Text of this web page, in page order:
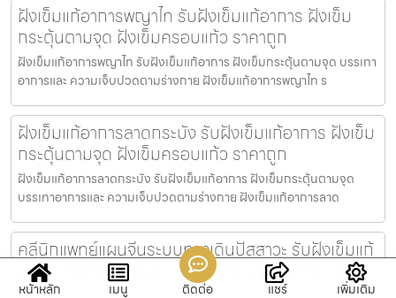
ฝังเข็มแก้อาการพญาไท รับฝังเข็มแก้อาการ ฝังเข็ม
กระตุ้นตามจุด ฝังเข็มครอบแก้ว ราคาถูก
ฝังเข็มแก้อาการพญาไท รับฝังเข็มแก้อาการ ฝังเข็มกระตุ้นตามจุด บรรเทา
อาการและ ความเจ็บปวดตามร่างกาย ฝังเข็มแก้อาการพญาไท ร
ฝังเข็มแก้อาการลาดกระบัง รับฝังเข็มแก้อาการ ฝังเข็ม
กระตุ้นตามจุด ฝังเข็มครอบแก้ว ราคาถูก
ฝังเข็มแก้อาการลาดกระบัง รับฝังเข็มแก้อาการ ฝังเข็มกระตุ้นตามจุด
บรรเทาอาการและ ความเจ็บปวดตามร่างกาย ฝังเข็มแก้อาการลาด
คลีนิกแพทย์แผนจีนระบบทางเดินปัสสาวะ รับฝังเข็มแก้
อาการ ฝังเข็มกระตุ้นตามจุด ฝังเข็มครอบแก้ว ราคา
ถูก
หน้าหลัก เมนู ติดต่อ แชร์ เพิ่มเติม